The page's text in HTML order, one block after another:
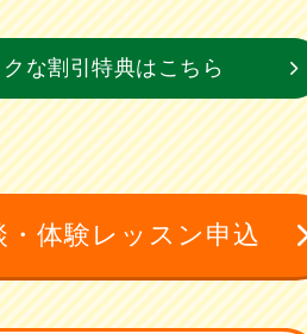
な割引特典はこちら
・体験レッスン申込